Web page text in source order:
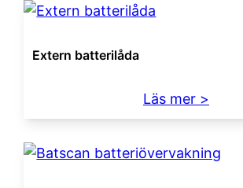
Extern batterilåda
Läs mer >